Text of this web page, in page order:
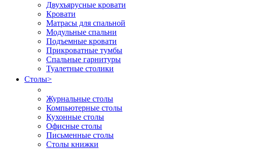
Двухъярусные кровати
Кровати
Матрасы для спальной
Модульные спальни
Подъемные кровати
Прикроватные тумбы
Спальные гарнитуры
Туалетные столики
Столы>
Журнальные столы
Компьютерные столы
Кухонные столы
Офисные столы
Письменные столы
Столы книжки